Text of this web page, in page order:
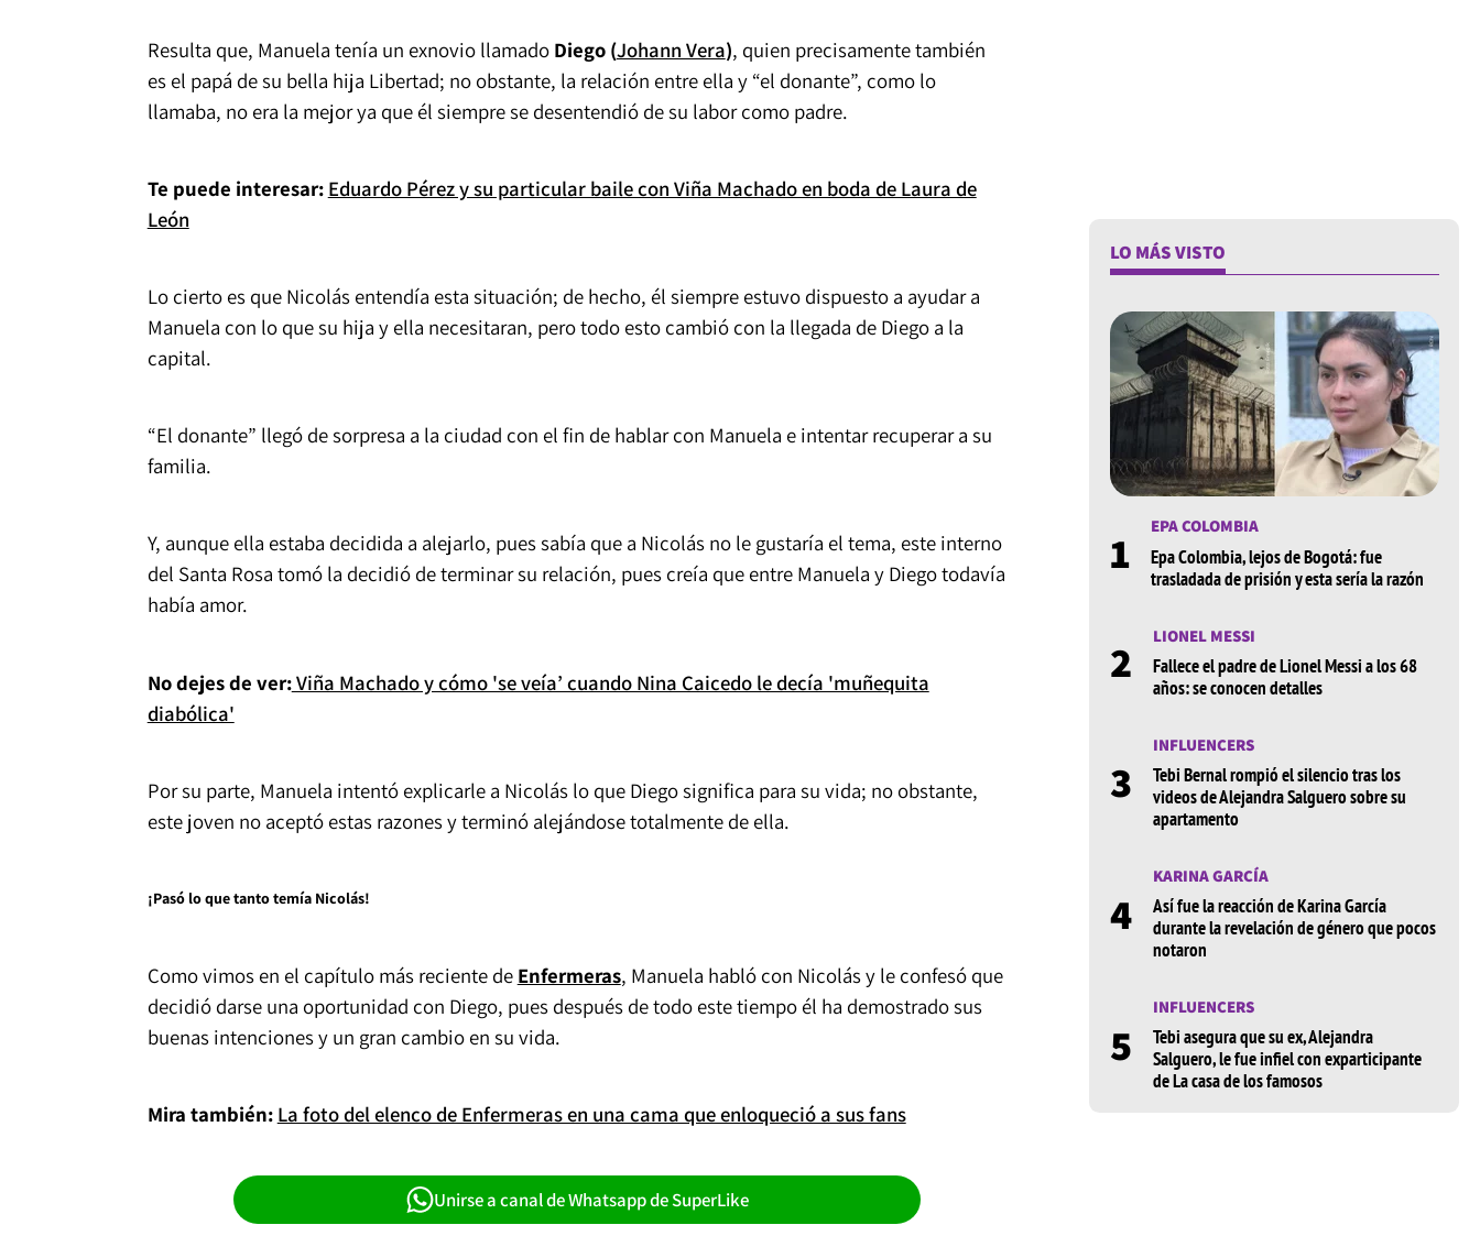
Resulta que, Manuela tenía un exnovio llamado Diego (Johann Vera), quien precisamente también
es el papá de su bella hija Libertad; no obstante, la relación entre ella y “el donante”, como lo
llamaba, no era la mejor ya que él siempre se desentendió de su labor como padre.
Te puede interesar: Eduardo Pérez y su particular baile con Viña Machado en boda de Laura de
León
Lo cierto es que Nicolás entendía esta situación; de hecho, él siempre estuvo dispuesto a ayudar a
Manuela con lo que su hija y ella necesitaran, pero todo esto cambió con la llegada de Diego a la
capital.
“El donante” llegó de sorpresa a la ciudad con el fin de hablar con Manuela e intentar recuperar a su
familia.
Y, aunque ella estaba decidida a alejarlo, pues sabía que a Nicolás no le gustaría el tema, este interno
del Santa Rosa tomó la decidió de terminar su relación, pues creía que entre Manuela y Diego todavía
había amor.
No dejes de ver:Viña Machado y cómo 'se veía’ cuando Nina Caicedo le decía 'muñequita
diabólica'
Por su parte, Manuela intentó explicarle a Nicolás lo que Diego significa para su vida; no obstante,
este joven no aceptó estas razones y terminó alejándose totalmente de ella.
¡Pasó lo que tanto temía Nicolás!
Como vimos en el capítulo más reciente de Enfermeras, Manuela habló con Nicolás y le confesó que
decidió darse una oportunidad con Diego, pues después de todo este tiempo él ha demostrado sus
buenas intenciones y un gran cambio en su vida.
Mira también: La foto del elenco de Enfermeras en una cama que enloqueció a sus fans
Unirse a canal de Whatsapp de SuperLike
LO MÁS VISTO
1
EPA COLOMBIA
Epa Colombia, lejos de Bogotá: fue
trasladada de prisión y esta sería la razón
2
LIONEL MESSI
Fallece el padre de Lionel Messi a los 68
años: se conocen detalles
3
INFLUENCERS
Tebi Bernal rompió el silencio tras los
videos de Alejandra Salguero sobre su
apartamento
4
KARINA GARCÍA
Así fue la reacción de Karina García
durante la revelación de género que pocos
notaron
5
INFLUENCERS
Tebi asegura que su ex, Alejandra
Salguero, le fue infiel con exparticipante
de La casa de los famosos